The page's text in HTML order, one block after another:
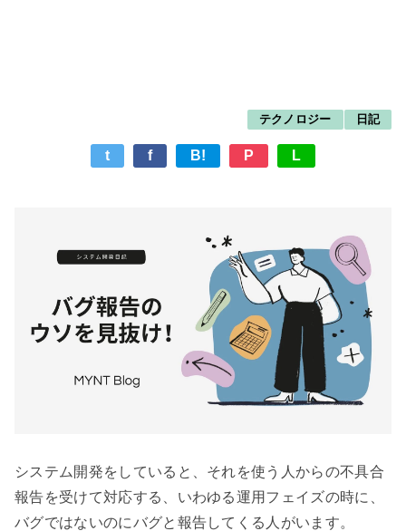
テクノロジー 日記
t f B! P L
システム開発をしていると、それを使う人からの不具合
報告を受けて対応する、いわゆる運用フェイズの時に、
バグではないのにバグと報告してくる人がいます。